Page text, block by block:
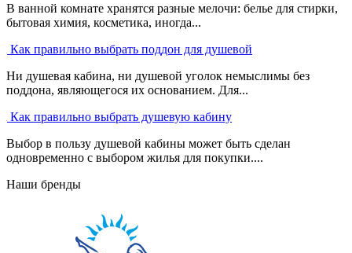
В ванной комнате хранятся разные мелочи: белье для стирки,
бытовая химия, косметика, иногда...
Как правильно выбрать поддон для душевой
Ни душевая кабина, ни душевой уголок немыслимы без
поддона, являющегося их основанием. Для...
Как правильно выбрать душевую кабину
Выбор в пользу душевой кабины может быть сделан
одновременно с выбором жилья для покупки....
Наши бренды